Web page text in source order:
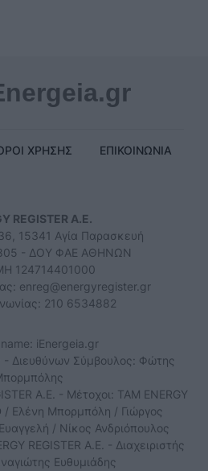
ΧΡΗΣΗΣ ΕΠΙΚΟΙΝΩΝΙΑ
REGISTER Α.Ε.
15341 Αγία Παρασκευή
- ΔΟΥ ΦΑΕ ΑΘΗΝΩΝ
124714401000
enreg@energyregister.gr
210 6534882
iEnergeia.gr
Διευθύνων Σύμβουλος: Φώτης
Α.Ε. - Μέτοχοι: TAM ENERGY
/ Ελένη Μπορμπόλη / Γιώργος
/ Νίκος Ανδριόπουλος
REGISTER Α.Ε. - Διαχειριστής
Ευθυμιάδης